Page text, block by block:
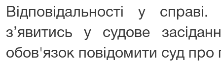
Відповідальності у
з’явитись у судове
обов'язок повідомити суд про